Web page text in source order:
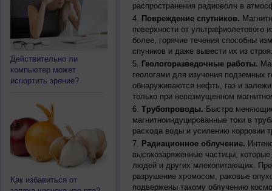
Действительно ли
компьютер может
испортить зрение?
Как избавиться от
распространения радиоволн в
Повреждение спутников.
поверхности от ультрафиолетового
более, горячие течения способны
спуников и даже вывести их из
Геологоразведочные работы.
геологами для изучения подземных
обнаруживаются нефть, газ и
только при невозмущенном
Трубопроводы. Быстро
магнитноиндуцированные токи в
расхода воды и усилению коррозии
Радиационное облучение.
высокозаряженные частицы,
людей и других млекопитающих.
разрушение хромосом, раковые
подвержены такому облучению